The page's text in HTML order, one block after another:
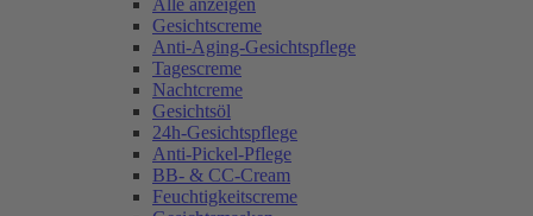
Alle anzeigen
Gesichtscreme
Anti-Aging-Gesichtspflege
Tagescreme
Nachtcreme
Gesichtsöl
24h-Gesichtspflege
Anti-Pickel-Pflege
BB- & CC-Cream
Feuchtigkeitscreme